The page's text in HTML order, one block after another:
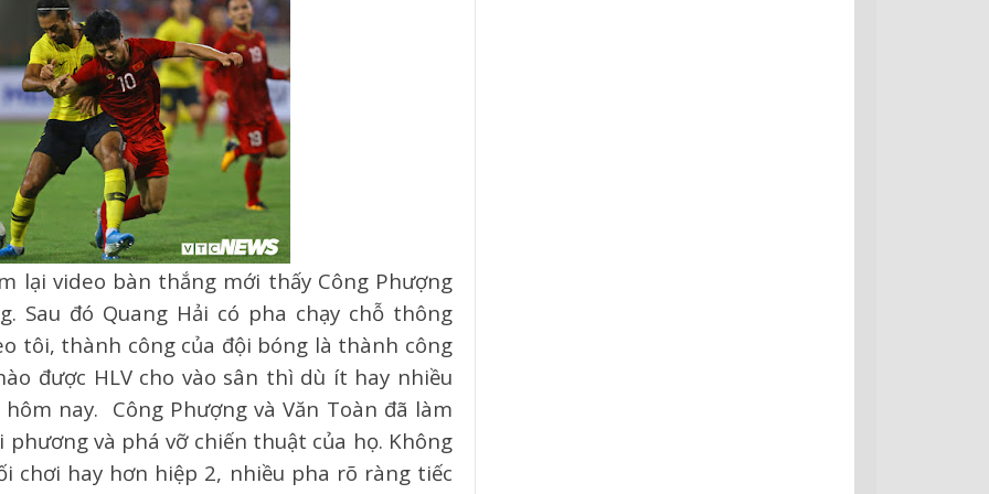
lại video bàn thắng mới thấy Công Phượng
Sau đó Quang Hải có pha chạy chỗ thông
tôi, thành công của đội bóng là thành công
được HLV cho vào sân thì dù ít hay nhiều
nay. Công Phượng và Văn Toàn đã làm
và phá vỡ chiến thuật của họ. Không
chơi hay hơn hiệp 2, nhiều pha rõ ràng tiếc